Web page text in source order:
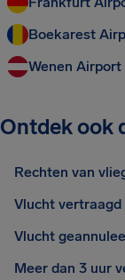
Boekarest
Wenen Airport
Ontdek ook
Rechten van
Vlucht vertraagd
Vlucht
Meer dan 3 uur